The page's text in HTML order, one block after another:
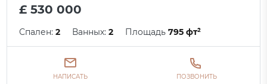
£ 530 000
Спален:2 Ванных:2 Площадь795 фт²
НАПИСАТЬ ПОЗВОНИТЬ